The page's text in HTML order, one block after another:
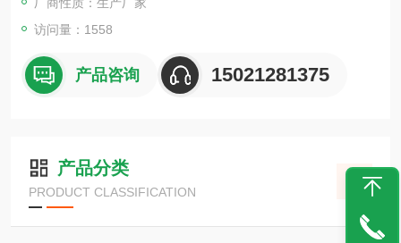
访问量：1558
产品咨询 15021281375
产品分类
PRODUCT CLASSIFICATION